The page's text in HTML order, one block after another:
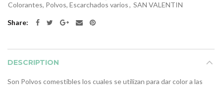
Colorantes, Polvos, Escarchados varios, SAN VALENTIN
Share
DESCRIPTION
Son Polvos comestibles los cuales se utilizan para dar color a las